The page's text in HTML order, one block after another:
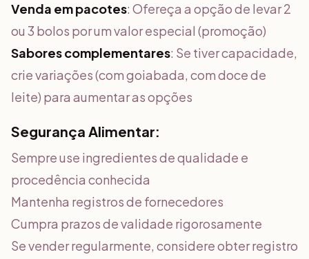
Venda em pacotes: Ofereça a opção de levar 2
ou 3 bolos por um valor especial (promoção)
Sabores complementares: Se tiver capacidade,
crie variações (com goiabada, com doce de
leite) para aumentar as opções
Segurança Alimentar:
Sempre use ingredientes de qualidade e
procedência conhecida
Mantenha registros de fornecedores
Cumpra prazos de validade rigorosamente
Se vender regularmente, considere obter registro